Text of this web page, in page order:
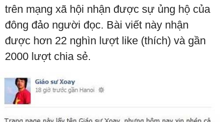
trên mạng xã hội nhận được sự ủng hộ của
đông đảo người đọc. Bài viết này nhận
được hơn 22 nghìn lượt like (thích) và gần
2000 lượt chia sẻ.